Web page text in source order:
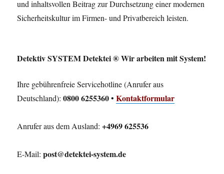
und inhaltsvollen Beitrag zur Durchsetzung einer modernen
Sicherheitskultur im Firmen- und Privatbereich leisten.
Detektiv SYSTEM Detektei ® Wir arbeiten mit System!
Ihre gebührenfreie Servicehotline (Anrufer aus
Deutschland):0800 6255360•Kontaktformular
Anrufer aus dem Ausland:+4969 625536
E-Mail:post@detektei-system.de